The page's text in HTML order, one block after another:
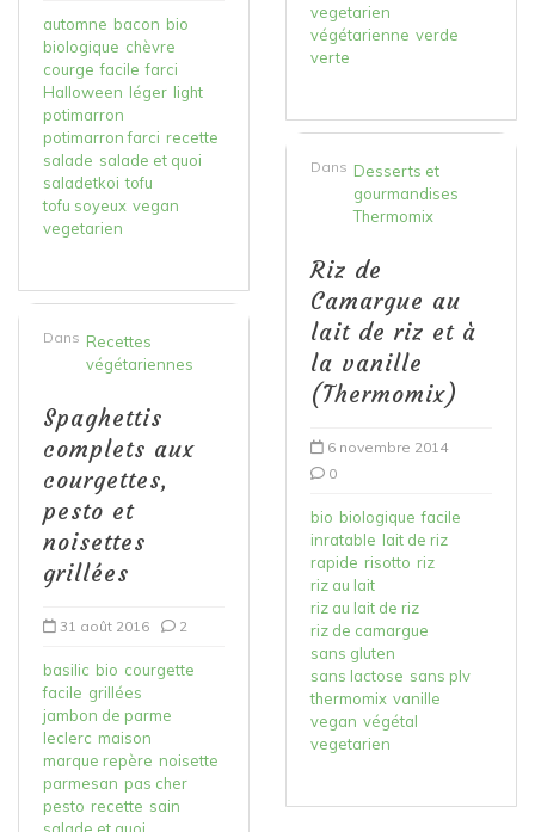
automne bacon bio
biologique chèvre
courge facile farci
Halloween léger light
potimarron
potimarron farci recette
salade salade et quoi
saladetkoi tofu
tofu soyeux vegan
vegetarien
Dans Recettes
végétariennes
Spaghettis
complets aux
courgettes,
pesto et
noisettes
grillées
31 août 2016 2
basilic bio courgette
facile grillées
jambon de parme
leclerc maison
marque repère noisette
parmesan pas cher
pesto recette sain
salade et quoi
vegetarien
végétarienne verde
verte
Dans Desserts et
gourmandises
Thermomix
Riz de
Camargue au
lait de riz et à
la vanille
(Thermomix)
6 novembre 2014
0
bio biologique facile
inratable lait de riz
rapide risotto riz
riz au lait
riz au lait de riz
riz de camargue
sans gluten
sans lactose sans plv
thermomix vanille
vegan végétal
vegetarien